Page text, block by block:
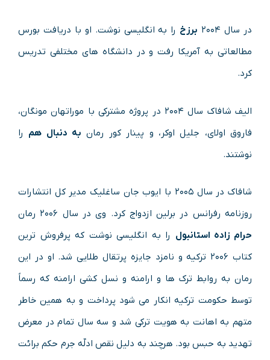
در سال ۲۰۰۴ برزخ را به انگلیسی نوشت. او با دریافت بورس
مطالعاتی به آمریکا رفت و در دانشگاه های مختلفی تدریس
کرد.
الیف شافاک سال ۲۰۰۴ در پروژه مشترکی با موراتهان مونگان،
فاروق اولای، جلیل اوکر، و پینار کور رمان به دنبال هم را
نوشتند.
شافاک در سال ۲۰۰۵ با ایوب جان ساغلیک مدیر کل انتشارات
روزنامه رفرانس در برلین ازدواج کرد. وی در سال ۲۰۰۶ رمان
حرام زاده استانبول را به انگلیسی نوشت که پرفروش ترین
کتاب ۲۰۰۶ ترکیه و نامزد جایزه پرتقال طلایی شد. او در این
رمان به روابط ترک ها و ارامنه و نسل کشی ارامنه که رسماً
توسط حکومت ترکیه انکار می شود پرداخت و به همین خاطر
متهم به اهانت به هویت ترکی شد و سه سال تمام در معرض
تهدید به حبس بود. هرچند به دلیل نقص ادلّه جرم حکم برائت